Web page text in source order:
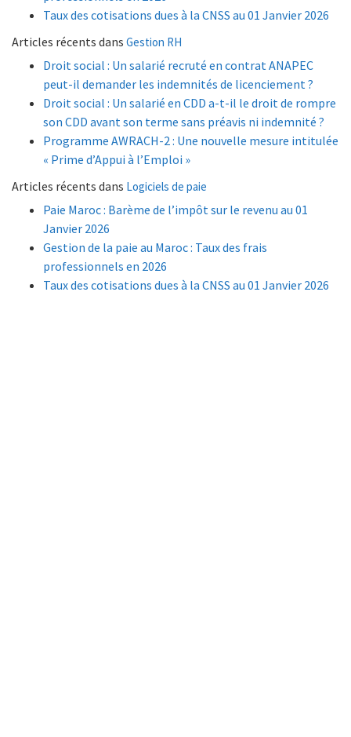
Taux des cotisations dues à la CNSS au 01 Janvier 2026
Articles récents dans Gestion RH
Droit social : Un salarié recruté en contrat ANAPEC
peut-il demander les indemnités de licenciement ?
Droit social : Un salarié en CDD a-t-il le droit de rompre
son CDD avant son terme sans préavis ni indemnité ?
Programme AWRACH-2 : Une nouvelle mesure intitulée
« Prime d’Appui à l’Emploi »
Articles récents dans Logiciels de paie
Paie Maroc : Barème de l’impôt sur le revenu au 01
Janvier 2026
Gestion de la paie au Maroc : Taux des frais
professionnels en 2026
Taux des cotisations dues à la CNSS au 01 Janvier 2026